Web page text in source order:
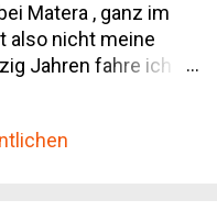
Matera , ganz im
also nicht meine
Jahren fahre ich
bekommt. Dieser